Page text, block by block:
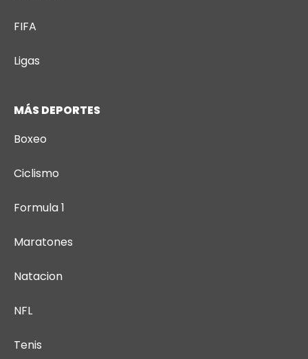
FIFA
Ligas
MÁS DEPORTES
Boxeo
Ciclismo
Formula 1
Maratones
Natacion
NFL
Tenis